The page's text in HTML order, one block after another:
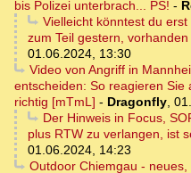
bis Polizei unterbrach... PS! -
Vielleicht könntest du
zum Teil gestern, vorhanden
01.06.2024, 13:30
Video von Angriff in
entscheiden: So reagieren
richtig [mTmL] - Dragonfly,
Der Hinweis in Focus,
plus RTW zu verlangen, ist
01.06.2024, 14:23
Outdoor Chiemgau -